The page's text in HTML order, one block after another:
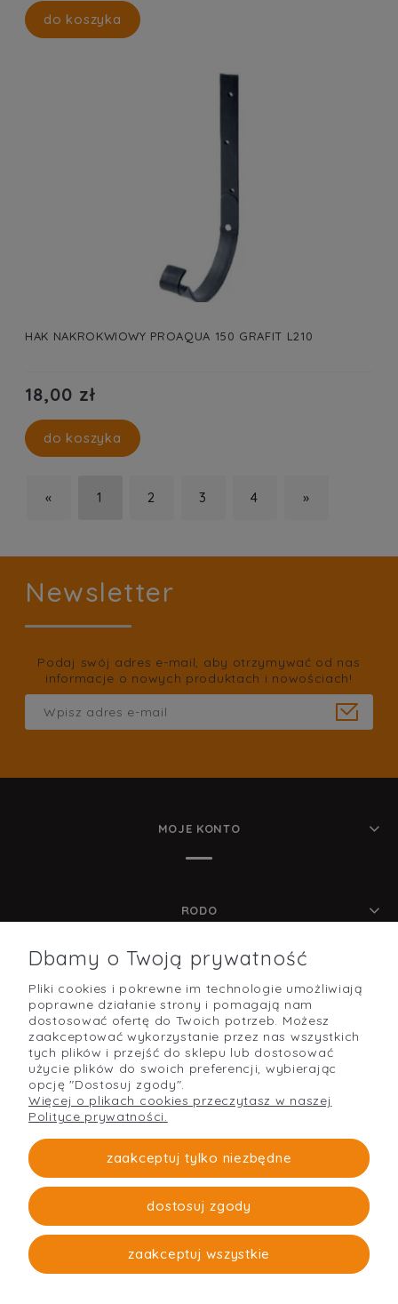
do koszyka
HAK NAKROKWIOWY PROAQUA 150 GRAFIT L210
18,00 zł
do koszyka
« 1 2 3 4 »
Newsletter
Podaj swój adres e-mail, aby otrzymywać od nas
informacje o nowych produktach i nowościach!
MOJE KONTO
RODO
POMOC
O NAS
PŁATNOŚCI I DOSTAWA
Strefabudowy
O firmie
Dbamy o Twoją prywatność
Pliki cookies i pokrewne im technologie umożliwiają
poprawne działanie strony i pomagają nam
dostosować ofertę do Twoich potrzeb. Możesz
zaakceptować wykorzystanie przez nas wszystkich
tych plików i przejść do sklepu lub dostosować
użycie plików do swoich preferencji, wybierając
opcję "Dostosuj zgody".
Więcej o plikach cookies przeczytasz w naszej
Polityce prywatności.
zaakceptuj tylko niezbędne
dostosuj zgody
zaakceptuj wszystkie